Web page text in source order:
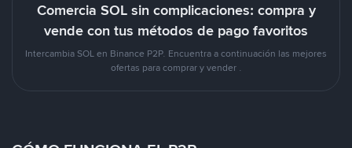
Comercia SOL sin complicaciones: compra y
vende con tus métodos de pago favoritos
Intercambia SOL en Binance P2P. Encuentra a continuación las mejores
ofertas para comprar y vender .